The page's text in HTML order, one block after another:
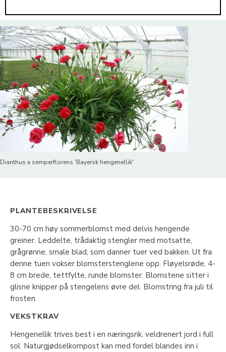
Dianthus x semperflorens 'Bayersk hengenellik'
PLANTEBESKRIVELSE
30-70 cm høy sommerblomst med delvis hengende
greiner. Leddelte, trådaktig stengler med motsatte,
grågrønne, smale blad, som danner tuer ved bakken. Ut fra
denne tuen vokser blomsterstenglene opp. Fløyelsrøde, 4-
8 cm brede, tettfylte, runde blomster. Blomstene sitter i
glisne knipper på stengelens øvre del. Blomstring fra juli til
frosten.
VEKSTKRAV
Hengenellik trives best i en næringsrik, veldrenert jord i full
sol. Naturgjødselkompost kan med fordel blandes inn i